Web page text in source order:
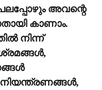
അവന്റെ
കാണാം.
നിന്ന്